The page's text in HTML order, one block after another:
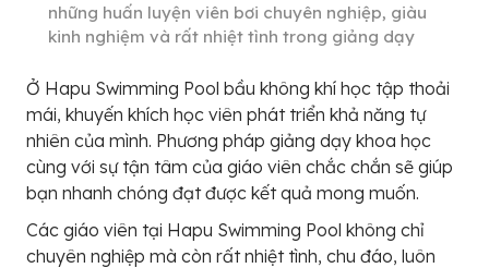
những huấn luyện viên bơi chuyên nghiệp, giàu
kinh nghiệm và rất nhiệt tình trong giảng dạy
Ở Hapu Swimming Pool bầu không khí học tập thoải
mái, khuyến khích học viên phát triển khả năng tự
nhiên của mình. Phương pháp giảng dạy khoa học
cùng với sự tận tâm của giáo viên chắc chắn sẽ giúp
bạn nhanh chóng đạt được kết quả mong muốn.
Các giáo viên tại Hapu Swimming Pool không chỉ
chuyên nghiệp mà còn rất nhiệt tình, chu đáo, luôn